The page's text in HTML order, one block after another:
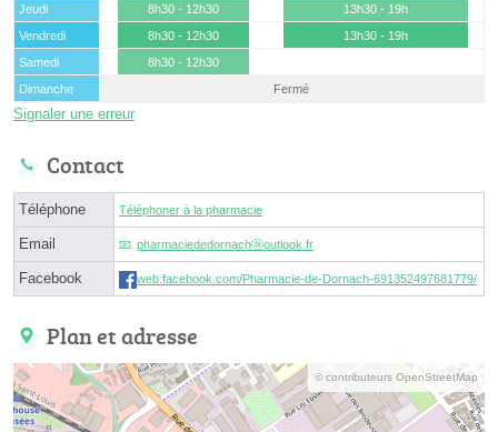
Jeudi
8h30 - 12h30
13h30 - 19h
Vendredi
8h30 - 12h30
13h30 - 19h
Samedi
8h30 - 12h30
Dimanche
Fermé
Signaler une erreur
Contact
Téléphone Téléphoner à la pharmacie
Email pharmaciededornachⓐoutlook.fr
Facebook web.facebook.com/Pharmacie-de-Dornach-691352497681779/
Plan et adresse
© contributeurs OpenStreetMap